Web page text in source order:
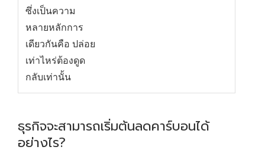
ซึ่งเป็นความ
หลายหลักการ
เดียวกันคือ ปล่อย
เท่าไหร่ต้องดูด
กลับเท่านั้น
ธุรกิจจะสามารถเริ่มต้นลดคาร์บอนได้
อย่างไร?